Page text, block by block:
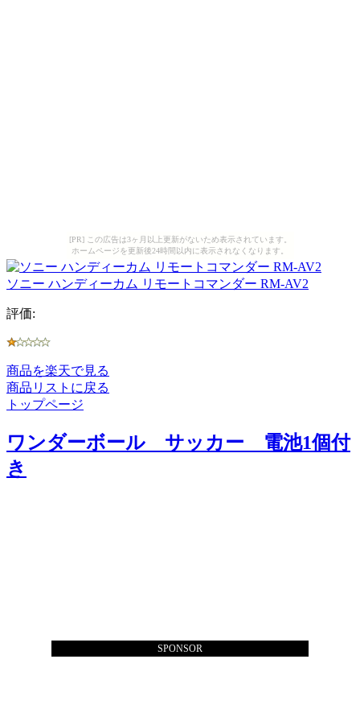
[PR] この広告は3ヶ月以上更新がないため表示されています。
ホームページを更新後24時間以内に表示されなくなります。
ソニー ハンディーカム リモートコマンダー RM-AV2
評価:
商品を楽天で見る
商品リストに戻る
トップページ
ワンダーボール サッカー 電池1個付
き
SPONSOR